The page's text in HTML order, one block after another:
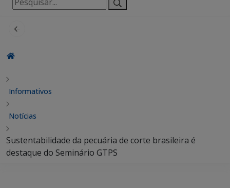
por:
Informativos
Notícias
Sustentabilidade da pecuária de corte brasileira é
destaque do Seminário GTPS